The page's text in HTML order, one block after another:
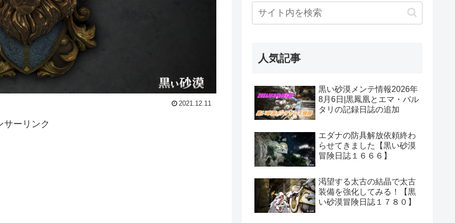
2021.12.11
サーリンク
人気記事
黒い砂漠メンテ情報2026年
8月6日|黒鳳凰とエマ・バル
タリの記録日誌の追加
エダナの防具解放依頼終わ
らせてきました【黒い砂漠
冒険日誌１６６６】
渇望する太古の結晶で太古
装備を強化してみる！【黒
い砂漠冒険日誌１７８０】